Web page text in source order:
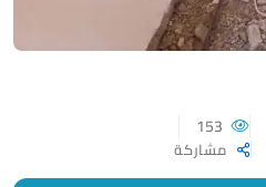
مشاركة